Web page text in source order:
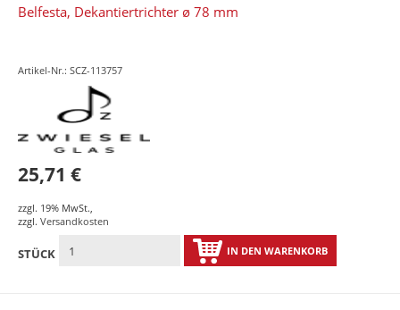
Belfesta, Dekantiertrichter ø 78 mm
Artikel-Nr.: SCZ-113757
25,71 €
zzgl. 19% MwSt.,
zzgl. Versandkosten
STÜCK IN DEN WARENKORB